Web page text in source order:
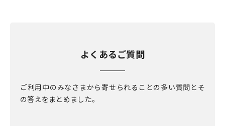
よくあるご質問
ご利用中のみなさまから寄せられることの多い質問とそ
の答えをまとめました。